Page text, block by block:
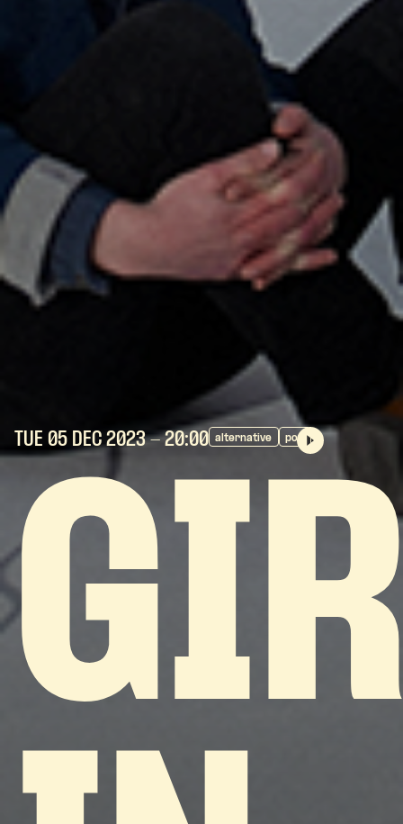
TUE 05 DEC2023- 20:00 alternative pop